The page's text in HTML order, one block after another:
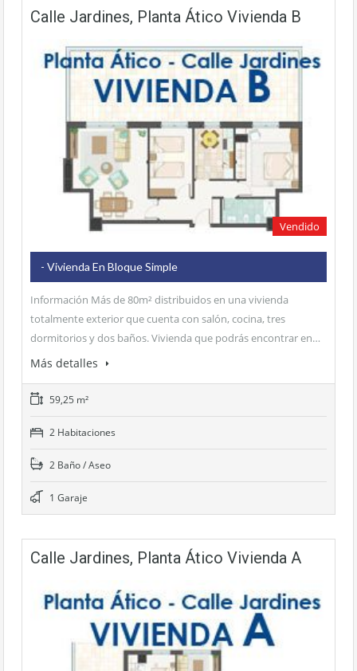
Calle Jardines, Planta Ático Vivienda B
Vendido
- Vivienda En Bloque Simple
Información Más de 80m² distribuidos en una vivienda
totalmente exterior que cuenta con salón, cocina, tres
dormitorios y dos baños. Vivienda que podrás encontrar en…
Más detalles
59,25 m²
2 Habitaciones
2 Baño / Aseo
1 Garaje
Calle Jardines, Planta Ático Vivienda A